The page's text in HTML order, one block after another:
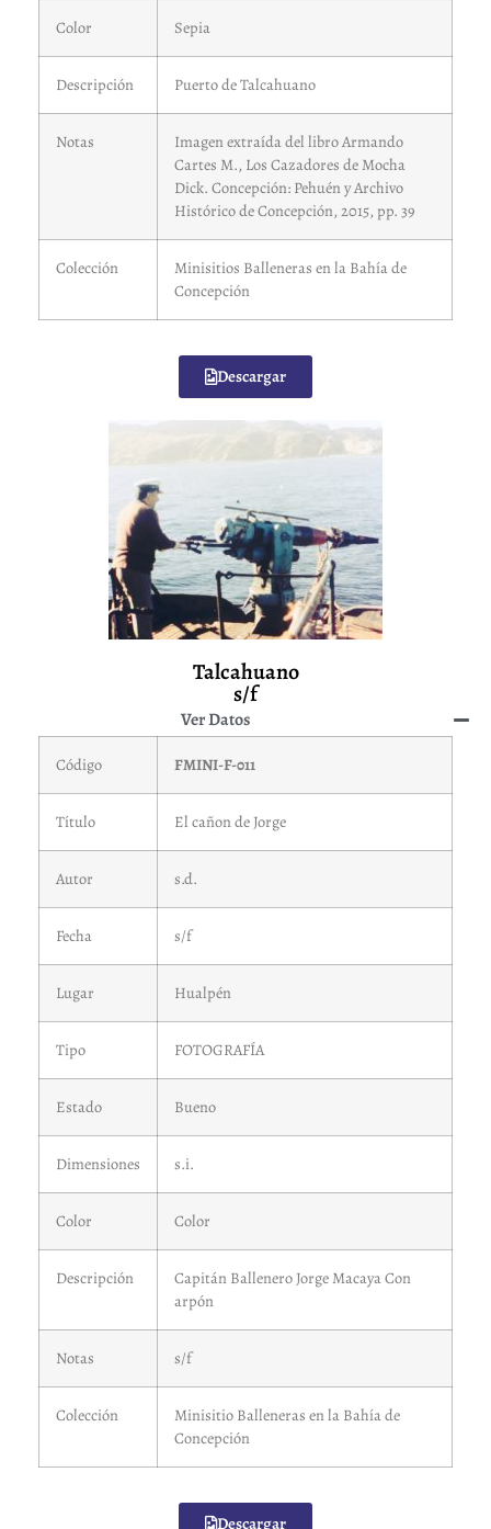
Color Sepia
Descripción Puerto de Talcahuano
Notas
Imagen extraída del libro Armando
Cartes M., Los Cazadores de Mocha
Dick. Concepción: Pehuén y Archivo
Histórico de Concepción, 2015, pp. 39
Colección
Minisitios Balleneras en la Bahía de
Concepción
Descargar
Talcahuano
s/f
Ver Datos
Código FMINI-F-011
Título El cañon de Jorge
Autor s.d.
Fecha s/f
Lugar Hualpén
Tipo FOTOGRAFÍA
Estado Bueno
Dimensiones s.i.
Color Color
Descripción
Capitán Ballenero Jorge Macaya Con
arpón
Notas s/f
Colección
Minisitio Balleneras en la Bahía de
Concepción
Descargar